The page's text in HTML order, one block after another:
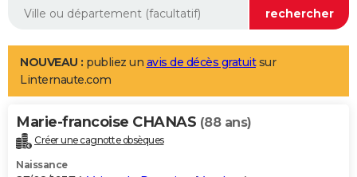
Aménagement intérieur
LIFESTYLE
Art de vivre
Bien-être
Loisirs
Mode
Modes de vie
Alimentation
Guide de la santé
Maladies
Médicaments
Sommeil
VOYAGE
Destinations
City break
Voyage nature
Voyage de noces
Forum
Climat
+PHOTO
NOUVEAU : publiez un avis de décès gratuitsur
Linternaute.com
Marie-francoise CHANAS (88 ans)
Créer une cagnotte obsèques
Naissance